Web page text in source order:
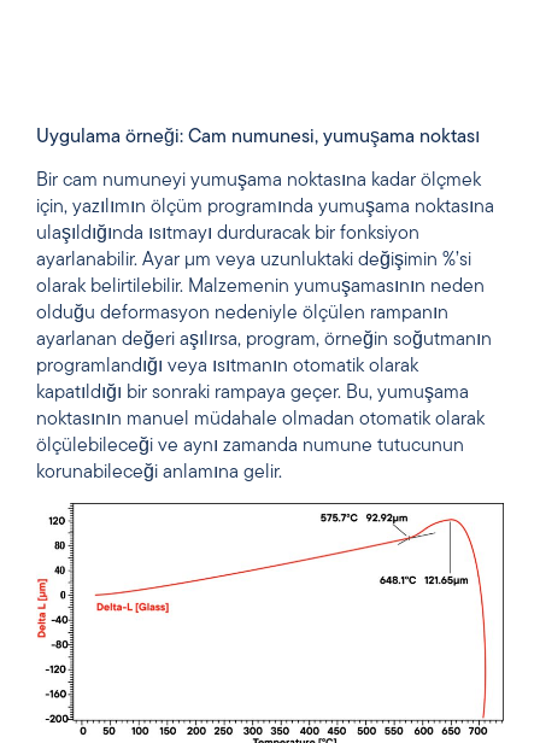
Uygulama örneği: Cam numunesi, yumuşama noktası
Bir cam numuneyi yumuşama noktasına kadar ölçmek
için, yazılımın ölçüm programında yumuşama noktasına
ulaşıldığında ısıtmayı durduracak bir fonksiyon
ayarlanabilir. Ayar µm veya uzunluktaki değişimin %’si
olarak belirtilebilir. Malzemenin yumuşamasının neden
olduğu deformasyon nedeniyle ölçülen rampanın
ayarlanan değeri aşılırsa, program, örneğin soğutmanın
programlandığı veya ısıtmanın otomatik olarak
kapatıldığı bir sonraki rampaya geçer. Bu, yumuşama
noktasının manuel müdahale olmadan otomatik olarak
ölçülebileceği ve aynı zamanda numune tutucunun
korunabileceği anlamına gelir.